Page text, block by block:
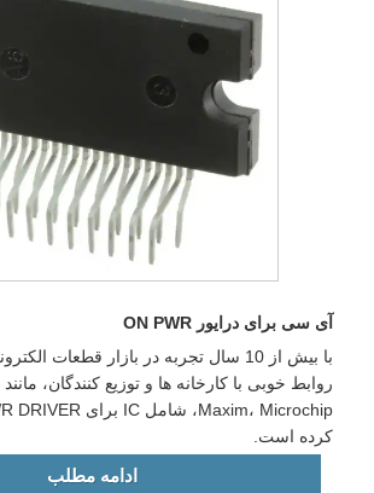
آی سی برای درایور ON PWR
کرده است.
ادامه مطلب